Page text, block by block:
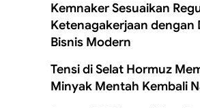
Kemnaker Sesuaikan
Ketenagakerjaan dengan
Bisnis Modern
Tensi di Selat Hormuz
Minyak Mentah Kembali